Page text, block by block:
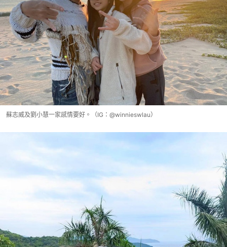
蘇志威及劉小慧一家感情要好。（IG：@winnieswlau）